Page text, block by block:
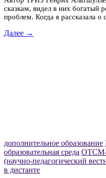
сказкам, видел в них богатый
проблем. Когда я рассказала
Далее →
дополнительное образование
образовательная среда ОТСМ-
(научно-педагогический
в дистанте